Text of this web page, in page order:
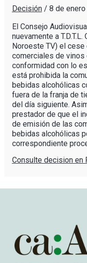
Decisión/ 8 de
El Consejo
nuevamente a
Noroeste TV) el
comerciales de vinos
conformidad con lo
está prohibida la
bebidas alcohólicas
fuera de la franja de
del día siguiente.
prestador de que el
de emisión de las
bebidas alcohólicas
correspondiente
Consulte decision en